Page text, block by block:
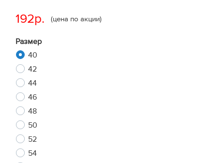
192р. (цена по акции)
Размер
40
42
44
46
48
50
52
54